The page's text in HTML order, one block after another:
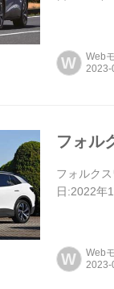
W Web
フォル
フォルク
日:2022年
W Web